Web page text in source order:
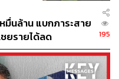
ด แต่ทุกครั้งที่ผลการ
ได้พยายาม
มื่นล้าน แบกภาระสาย
ยรายได้ลด
195